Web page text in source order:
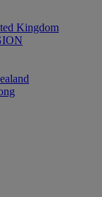
Kingdom